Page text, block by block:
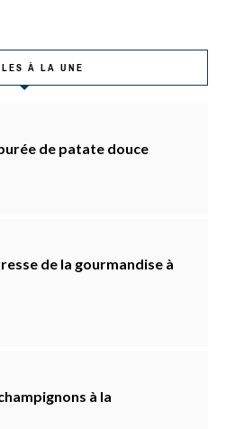
À LA UNE
de patate douce
de la gourmandise à
à la